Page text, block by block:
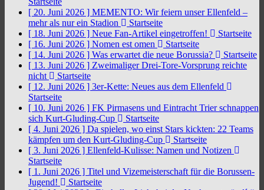
[ 20. Juni 2026 ] MEMENTO: Wir feiern unser Ellenfeld –
mehr als nur ein Stadion
Startseite
[ 18. Juni 2026 ] Neue Fan-Artikel eingetroffen!
Startseite
[ 16. Juni 2026 ] Nomen est omen
Startseite
[ 14. Juni 2026 ] Was erwartet die neue Borussia?
Startseite
[ 13. Juni 2026 ] Zweimaliger Drei-Tore-Vorsprung reichte
nicht
Startseite
[ 12. Juni 2026 ] 3er-Kette: Neues aus dem Ellenfeld
Startseite
[ 10. Juni 2026 ] FK Pirmasens und Eintracht Trier schnappen
sich Kurt-Gluding-Cup
Startseite
[ 4. Juni 2026 ] Da spielen, wo einst Stars kickten: 22 Teams
kämpfen um den Kurt-Gluding-Cup
Startseite
[ 3. Juni 2026 ] Ellenfeld-Kulisse: Namen und Notizen
Startseite
[ 1. Juni 2026 ] Titel und Vizemeisterschaft für die Borussen-
Jugend!
Startseite